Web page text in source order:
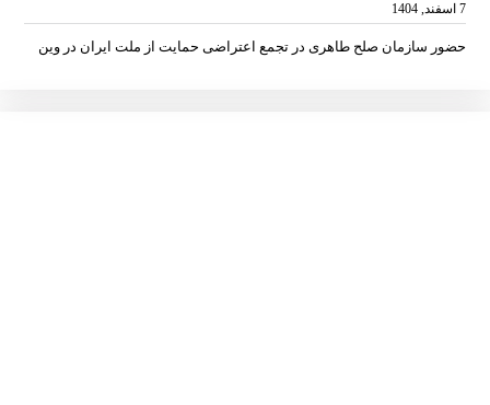
7 اسفند, 1404
حضور سازمان صلح طاهری در تجمع اعتراضی حمایت از ملت ایران در وین